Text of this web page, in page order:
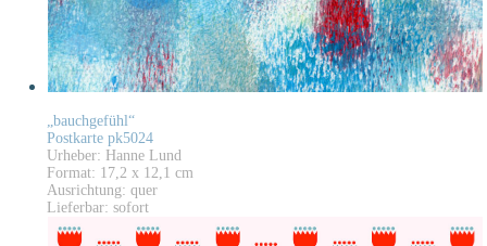
„bauchgefühl“
Postkarte pk5024
Urheber: Hanne Lund
Format: 17,2 x 12,1 cm
Ausrichtung: quer
Lieferbar: sofort